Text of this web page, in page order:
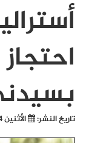
تاريخ النشر: الأثنين 15/12/2014